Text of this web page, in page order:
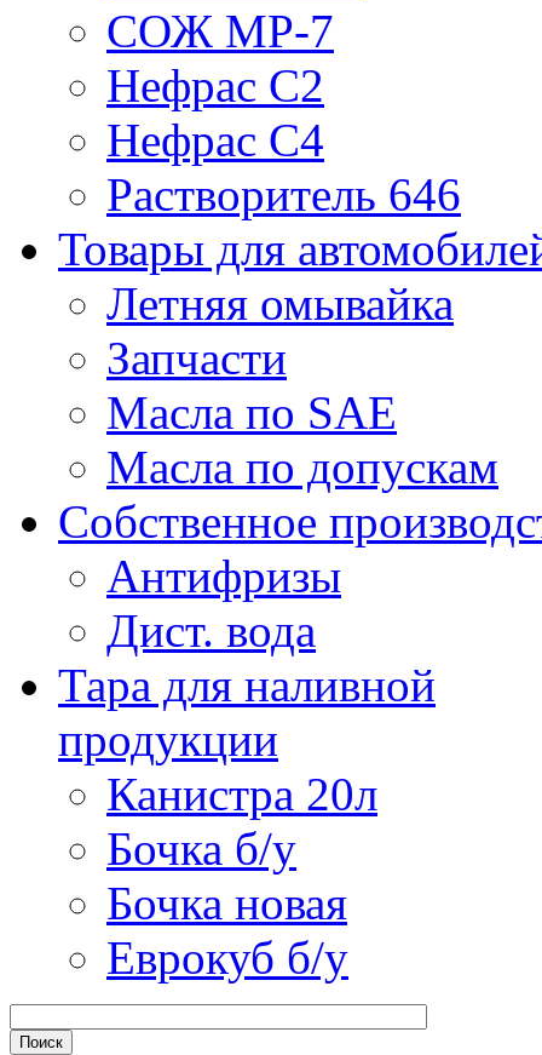
СОЖ МР-7
Нефрас С2
Нефрас С4
Растворитель 646
Товары для
Летняя омывайка
Запчасти
Масла по SAE
Масла по допускам
Собственное
Антифризы
Дист. вода
Тара для наливной
продукции
Канистра 20л
Бочка б/у
Бочка новая
Еврокуб б/у